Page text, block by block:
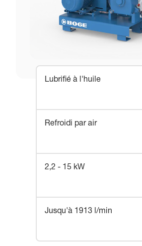
Lubrifié à l'huile
Refroidi par air
2,2 - 15 kW
Jusqu'à 1913 l/min